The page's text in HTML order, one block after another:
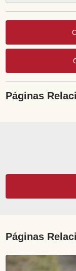
Páginas
Páginas